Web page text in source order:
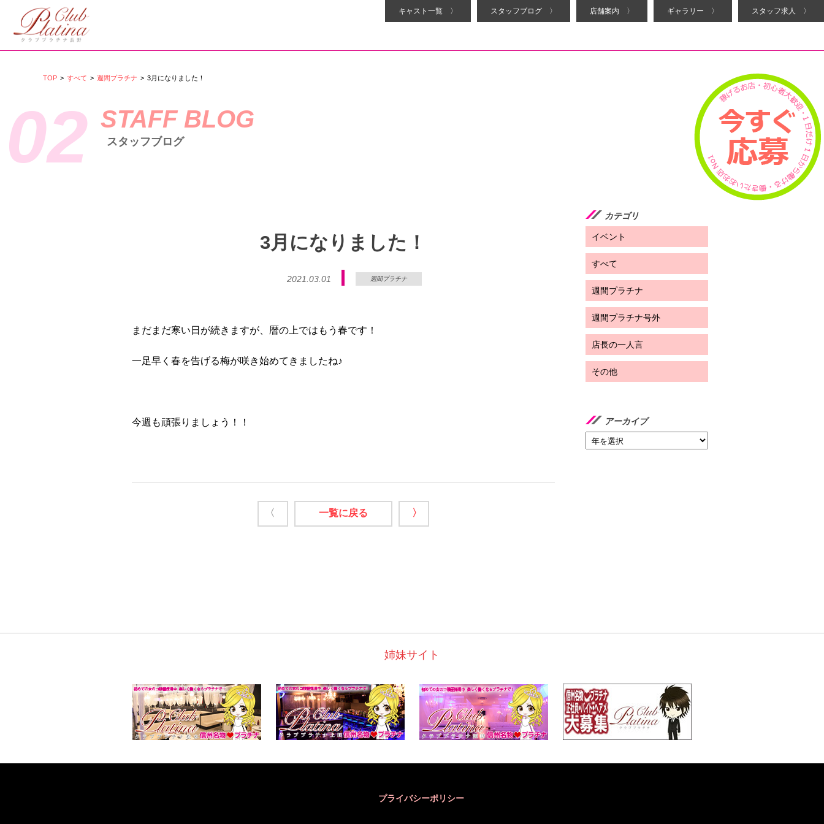
キャスト一覧 〉 スタッフブログ 〉 店舗案内 〉 ギャラリー 〉 スタッフ求人 〉
TOP > すべて > 週間プラチナ > 3月になりました！
02 STAFF BLOG
スタッフブログ
3月になりました！
2021.03.01 週間プラチナ
まだまだ寒い日が続きますが、暦の上ではもう春です！
一足早く春を告げる梅が咲き始めてきましたね♪
今週も頑張りましょう！！
〈 一覧に戻る 〉
カテゴリ
イベント
すべて
週間プラチナ
週間プラチナ号外
店長の一人言
その他
アーカイブ
姉妹サイト
プライバシーポリシー